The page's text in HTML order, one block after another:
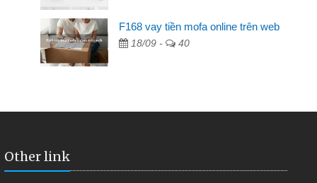
không ai cho vay. Trong khi
riêng, trong 1-2 ngày tôi trả
kịp thời và nhanh chóng
F168 vay tiền mofa online trên web
18/09 - 40
Other link